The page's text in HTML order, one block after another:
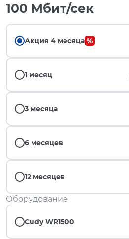
100 Мбит/сек
Акция 4 месяца
1 месяц
3 месяца
6 месяцев
12 месяцев
Оборудование
Cudy WR1500